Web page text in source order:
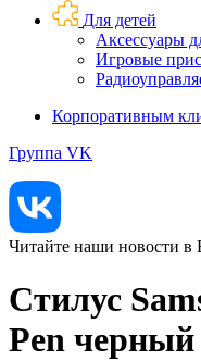
Для детей
Аксессуары
Игровые
Корпоративным
Группа VK
Читайте наши новости в
Стилус
Pen черный